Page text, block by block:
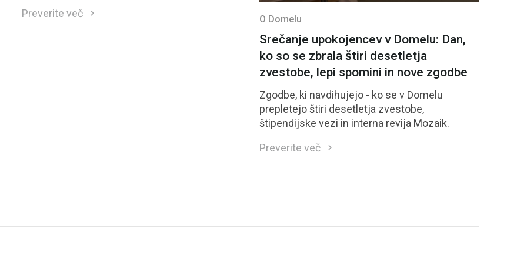
Preverite več
O Domelu
Srečanje upokojencev v Domelu: Dan,
ko so se zbrala štiri desetletja
zvestobe, lepi spomini in nove zgodbe
Zgodbe, ki navdihujejo - ko se v Domelu
prepletejo štiri desetletja zvestobe,
štipendijske vezi in interna revija Mozaik.
Preverite več